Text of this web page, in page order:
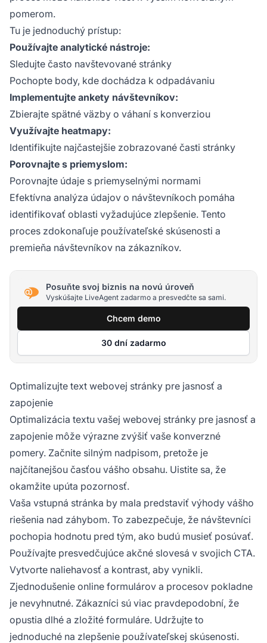
pomerom.
Tu je jednoduchý prístup:
Používajte analytické nástroje:
Sledujte často navštevované stránky
Pochopte body, kde dochádza k odpadávaniu
Implementujte ankety návštevníkov:
Zbierajte spätné väzby o váhaní s konverziou
Využívajte heatmapy:
Identifikujte najčastejšie zobrazované časti stránky
Porovnajte s priemyslom:
Porovnajte údaje s priemyselnými normami
Efektívna analýza údajov o návštevníkoch pomáha
identifikovať oblasti vyžadujúce zlepšenie. Tento
proces zdokonaľuje používateľské skúsenosti a
premieňa návštevníkov na zákazníkov.
Posuňte svoj biznis na novú úroveň
Vyskúšajte LiveAgent zadarmo a presvedčte sa sami.
Chcem demo
30 dní zadarmo
Optimalizujte text webovej stránky pre jasnosť a
zapojenie
Optimalizácia textu vašej webovej stránky pre jasnosť a
zapojenie môže výrazne zvýšiť vaše konverzné
pomery. Začnite silným nadpisom, pretože je
najčítanejšou časťou vášho obsahu. Uistite sa, že
okamžite upúta pozornosť.
Vaša vstupná stránka by mala predstaviť výhody vášho
riešenia nad záhybom. To zabezpečuje, že návštevníci
pochopia hodnotu pred tým, ako budú musieť posúvať.
Používajte presvedčujúce akčné slovesá v svojich CTA.
Vytvorte naliehavosť a kontrast, aby vynikli.
Zjednodušenie online formulárov a procesov pokladne
je nevyhnutné. Zákazníci sú viac pravdepodobní, že
opustia dlhé a zložité formuláre. Udržujte to
jednoduché na zlepšenie používateľskej skúsenosti.